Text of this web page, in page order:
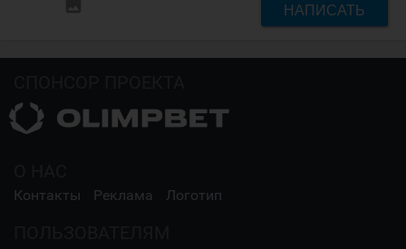
НАПИСАТЬ
Контакты Реклама Логотип